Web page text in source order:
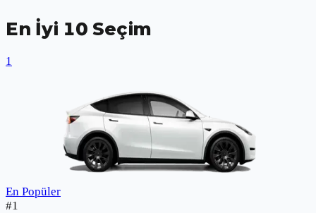
En İyi 10 Seçim
1
En Popüler
#1